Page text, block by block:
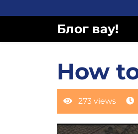
к
Блог вау!
How
273 views